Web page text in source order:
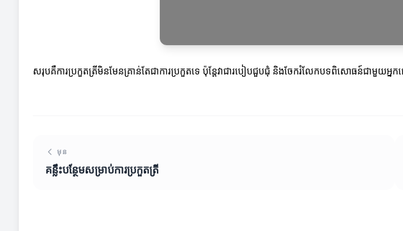
សរុបគឺការប្រកួតត្រីមិនមែនគ្រាន់តែជាការប្រកួតទេ ប៉ុន្តែវាជារបៀបជួបជុំ និងចែករំលែកបទពិសោធន៍ជាមួយអ្
មុន
គន្លឹះបន្ថែមសម្រាប់ការប្រកួតត្រី